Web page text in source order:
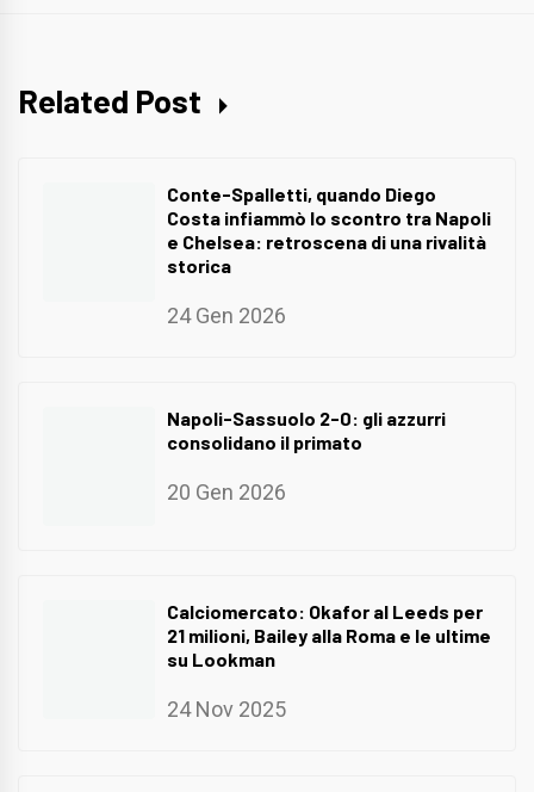
Related Post
Conte-Spalletti, quando Diego
Costa infiammò lo scontro tra Napoli
e Chelsea: retroscena di una rivalità
storica
24 Gen 2026
Napoli-Sassuolo 2-0: gli azzurri
consolidano il primato
20 Gen 2026
Calciomercato: Okafor al Leeds per
21 milioni, Bailey alla Roma e le ultime
su Lookman
24 Nov 2025